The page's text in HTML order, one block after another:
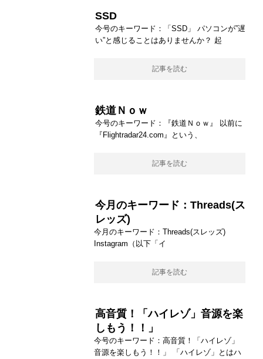
SSD
今号のキーワード：「SSD」 パソコンが”遅
い”と感じることはありませんか？ 起
記事を読む
鉄道Ｎｏｗ
今号のキーワード：『鉄道Ｎｏｗ』 以前に
『Flightradar24.com』という、
記事を読む
今月のキーワード：Threads(ス
レッズ)
今月のキーワード：Threads(スレッズ)
Instagram（以下「イ
記事を読む
高音質！「ハイレゾ」音源を楽
しもう！！」
今号のキーワード：高音質！「ハイレゾ」
音源を楽しもう！！」 「ハイレゾ」とはハ